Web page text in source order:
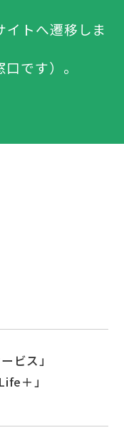
トへ遷移しま
です）。
ビス」
＋」